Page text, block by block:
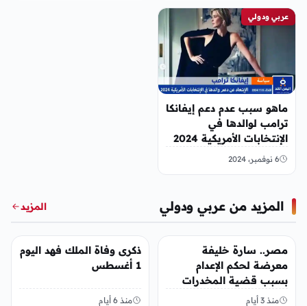
عربي ودولي
ماهو سبب عدم دعم إيفانكا
ترامب لوالدها في
الإنتخابات الأمريكية 2024
انستقرام اكس تويتر
6 نوفمبر، 2024
المزيد من عربي ودولي المزيد
مصر.. سارة خليفة
معرضة لحكم الإعدام
بسبب قضية المخدرات
الكبرى
منذ 3 أيام
عربي ودولي
ذكرى وفاة الملك فهد اليوم
1 أغسطس
منذ 6 أيام